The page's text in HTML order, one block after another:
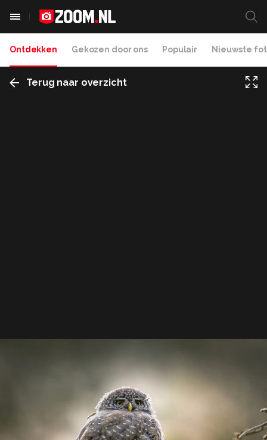
Ontdekken Gekozen door ons Populair Nieuwste
Terug naar overzicht